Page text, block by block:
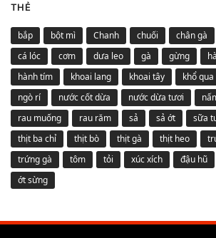
THẺ
bắp bột mì Chanh chuối chân gà
cá lóc
cơm dưa leo gà gừng
hành tím
khoai lang khoai tây khổ qua
ngò rí
nước cốt dừa nước dừa tươi
rau muống
rau răm sả sả ớt sữa
thịt ba chỉ
thịt bò thịt gà thịt heo
trứng gà
tôm tỏi xúc xích đậu hũ
ớt sừng